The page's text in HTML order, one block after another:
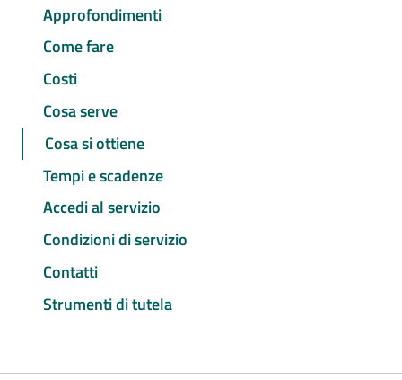
Approfondimenti
Come fare
Costi
Cosa serve
Cosa si ottiene
Tempi e scadenze
Accedi al servizio
Condizioni di servizio
Contatti
Strumenti di tutela